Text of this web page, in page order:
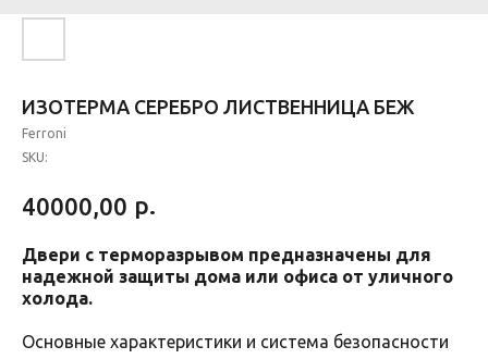
ИЗОТЕРМА СЕРЕБРО ЛИСТВЕННИЦА БЕЖ
Ferroni
SKU:
40000,00 р.
Двери с терморазрывом предназначены для
надежной защиты дома или офиса от уличного
холода.
Основные характеристики и система безопасности